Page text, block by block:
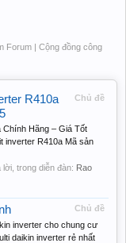
Forum | Cộng đồng công
Chủ đề
R410a
Chính Hãng – Giá Tốt
inverter R410a Mã sản
lời, trong diễn đàn: Rao
Chủ đề
inverter cho chung cư
daikin inverter rẻ nhất